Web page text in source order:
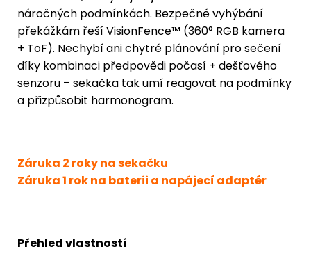
náročných podmínkách. Bezpečné vyhýbání
překážkám řeší VisionFence™ (360° RGB kamera
+ ToF). Nechybí ani chytré plánování pro sečení
díky kombinaci předpovědi počasí + dešťového
senzoru – sekačka tak umí reagovat na podmínky
a přizpůsobit harmonogram.
Záruka 2 roky na sekačku
Záruka 1 rok na baterii a napájecí adaptér
Přehled vlastností